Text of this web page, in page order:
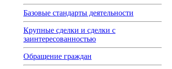
Базовые стандарты деятельности
Крупные сделки и сделки с
заинтересованностью
Обращение граждан